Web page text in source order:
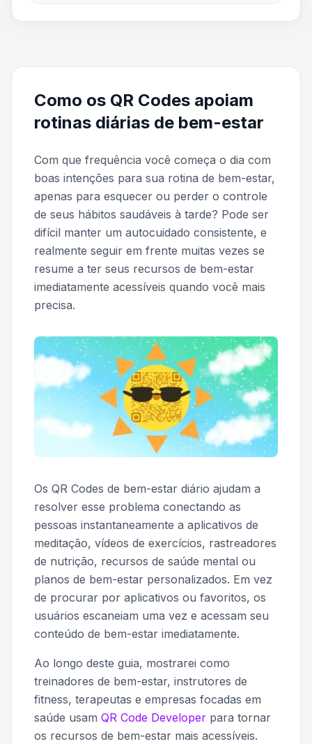
Como os QR Codes apoiam
rotinas diárias de bem-estar
Com que frequência você começa o dia com
boas intenções para sua rotina de bem-estar,
apenas para esquecer ou perder o controle
de seus hábitos saudáveis à tarde? Pode ser
difícil manter um autocuidado consistente, e
realmente seguir em frente muitas vezes se
resume a ter seus recursos de bem-estar
imediatamente acessíveis quando você mais
precisa.
Os QR Codes de bem-estar diário ajudam a
resolver esse problema conectando as
pessoas instantaneamente a aplicativos de
meditação, vídeos de exercícios, rastreadores
de nutrição, recursos de saúde mental ou
planos de bem-estar personalizados. Em vez
de procurar por aplicativos ou favoritos, os
usuários escaneiam uma vez e acessam seu
conteúdo de bem-estar imediatamente.
Ao longo deste guia, mostrarei como
treinadores de bem-estar, instrutores de
fitness, terapeutas e empresas focadas em
saúde usam QR Code Developer para tornar
os recursos de bem-estar mais acessíveis.